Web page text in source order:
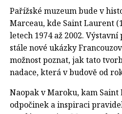
Pařížské muzeum bude v
Marceau, kde Saint Laurent
letech 1974 až 2002.
stále nové ukázky
možnost poznat, jak tato
nadace, která v budově od
Naopak v Maroku, kam
odpočinek a inspiraci